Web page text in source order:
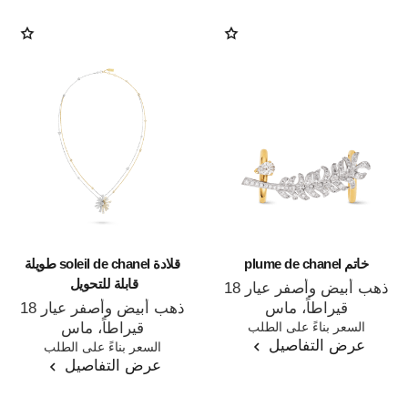
خاتم plume de chanel
ذهب أبيض وأصفر عيار 18
قيراطاً، ماس
المرجع J11935السعر بناءً على الطلب
عرض التفاصيل
قلادة soleil de chanel طويلة
قابلة للتحويل ‎‏
ذهب أبيض وأصفر عيار 18
قيراطاً، ماس
المرجع J11933السعر بناءً على الطلب
عرض التفاصيل